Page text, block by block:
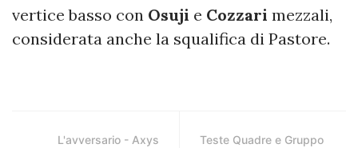
vertice basso con Osuji e Cozzari mezzali,
considerata anche la squalifica di Pastore.
L'avversario - Axys
Teste Quadre e Gruppo